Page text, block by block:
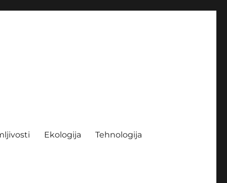
Ekologija Tehnologija